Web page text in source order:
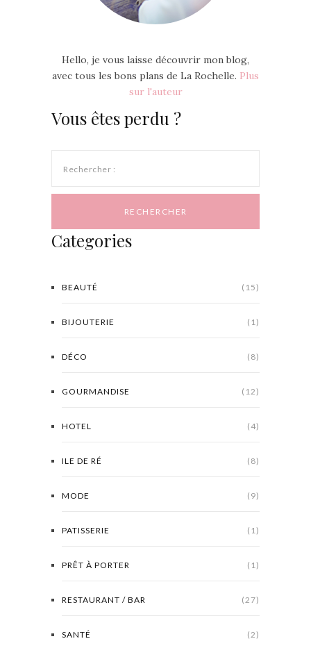
Hello, je vous laisse découvrir mon blog,
avec tous les bons plans de La Rochelle. Plus
sur l'auteur
Vous êtes perdu ?
Rechercher :
Categories
BEAUTÉ (15)
BIJOUTERIE (1)
DÉCO (8)
GOURMANDISE (12)
HOTEL (4)
ILE DE RÉ (8)
MODE (9)
PATISSERIE (1)
PRÊT À PORTER (1)
RESTAURANT / BAR (27)
SANTÉ (2)